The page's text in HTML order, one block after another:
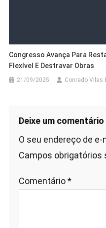
Congresso Avança Para
Flexível E Destravar Obras
21/09/2025 Conrado Vilas
Deixe um comentário
O seu endereço de
Campos obrigatórios
Comentário*